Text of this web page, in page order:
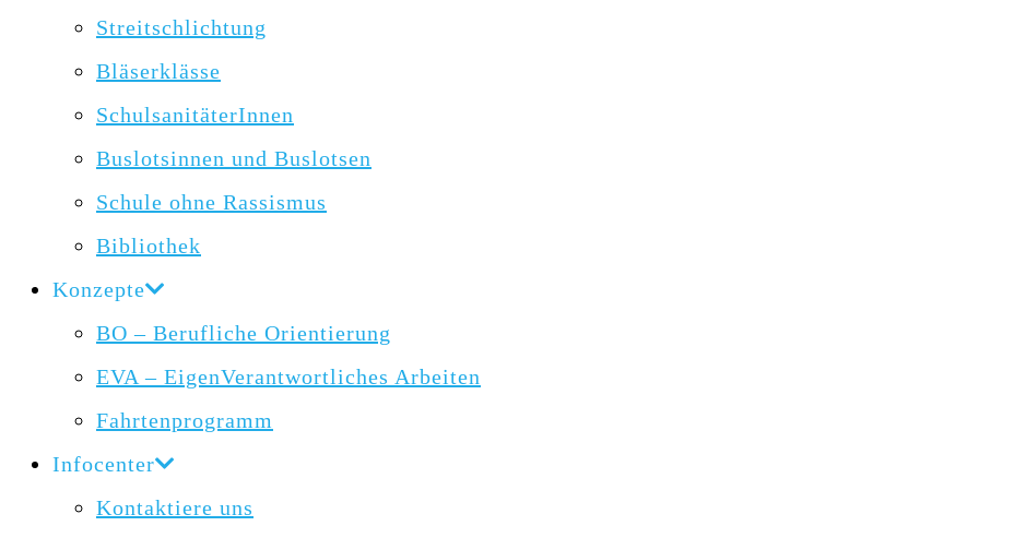
Streitschlichtung
Bläserklässe
SchulsanitäterInnen
Buslotsinnen und Buslotsen
Schule ohne Rassismus
Bibliothek
Konzepte
BO – Berufliche Orientierung
EVA – EigenVerantwortliches Arbeiten
Fahrtenprogramm
Infocenter
Kontaktiere uns